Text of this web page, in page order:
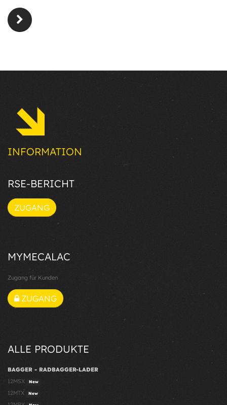
INFORMATION
RSE-BERICHT
ZUGANG
MYMECALAC
Zugang für Kunden
ZUGANG
ALLE PRODUKTE
BAGGER - RADBAGGER-LADER
12MSX
New
12MTX New